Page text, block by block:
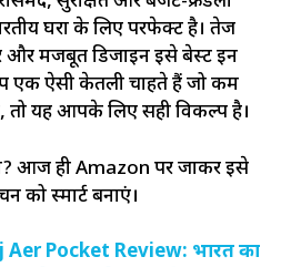
घरों के लिए परफेक्ट है। तेज
और मजबूत डिजाइन इसे बेस्ट इन
एक ऐसी केतली चाहते हैं जो कम
तो यह आपके लिए सही विकल्प है।
आज ही Amazon पर जाकर इसे
को स्मार्ट बनाएं।
Aer Pocket Review: भारत का